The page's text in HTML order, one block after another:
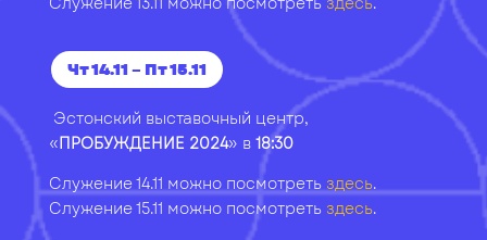
Чт 14.11 – Пт 15.11
Эстонский выставочный центр,
«ПРОБУЖДЕНИЕ 2024» в 18:30
Служение 14.11 можно посмотреть здесь.
Служение 15.11 можно посмотреть здесь.